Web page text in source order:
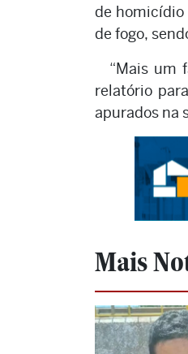
de homicídio
de fogo,
“Mais um
relatório
apurados na
Mais